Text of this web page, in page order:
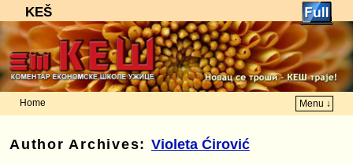
KEŠ
Home
Menu ↓
Author Archives: Violeta Ćirović